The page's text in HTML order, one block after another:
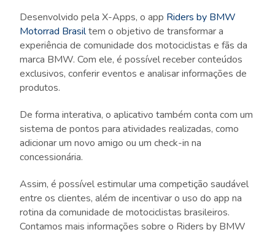
Desenvolvido pela X-Apps, o app Riders by BMW
Motorrad Brasiltem o objetivo de transformar a
experiência de comunidade dos motociclistas e fãs da
marca BMW. Com ele, é possível receber conteúdos
exclusivos, conferir eventos e analisar informações de
produtos.
De forma interativa, o aplicativo também conta com um
sistema de pontos para atividades realizadas, como
adicionar um novo amigo ou um check-in na
concessionária.
Assim, é possível estimular uma competição saudável
entre os clientes, além de incentivar o uso do app na
rotina da comunidade de motociclistas brasileiros.
Contamos mais informações sobre o Riders by BMW